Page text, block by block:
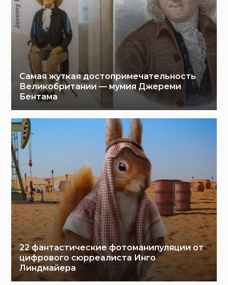
Самая жуткая достопримечательность
Великобритании — мумия Джереми
Бентама
22 фантастические фотоманипуляции от
цифрового сюрреалиста Инго
Линдмайера